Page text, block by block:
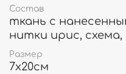
Состав
ткань с
нитки ирис,
Размер
7х20см